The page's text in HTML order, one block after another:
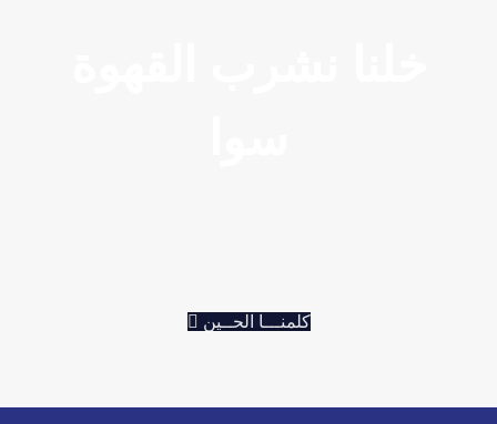
كلمنـــا الحــين